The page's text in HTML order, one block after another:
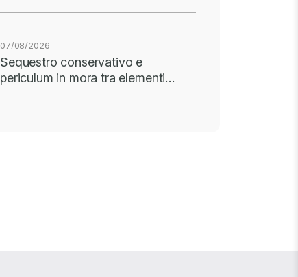
07/08/2026
Sequestro conservativo e
periculum in mora tra elementi…